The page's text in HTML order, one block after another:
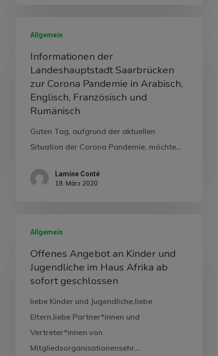
Allgemein
Informationen der
Landeshauptstadt Saarbrücken
zur Corona Pandemie in Arabisch,
Englisch, Französisch und
Rumänisch
Guten Tag, aufgrund der aktuellen
Situation der Corona Pandemie, möchte…
Lamine Conté
19. März 2020
Allgemein
Offenes Angebot an Kinder und
Jugendliche im Haus Afrika ab
sofort geschlossen
liebe Kinder und Jugendliche,liebe
Eltern,liebe Partner*innen und
Vertreter*innen von
Mitgliedsorganisationensehr…